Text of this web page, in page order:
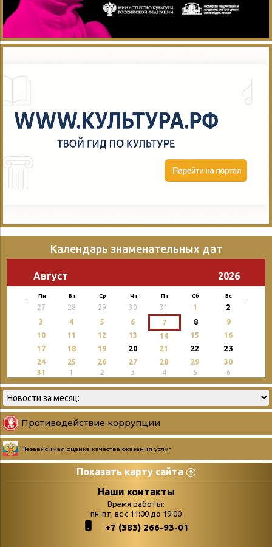
Календарь знаменательных дат
Август 2026
Пн Вт Ср Чт Пт Сб Вс
27 28 29 30 31 1 2
3 4 5 6 7 8
9
10
11 12 13 14 15
16
17
18 19 20 21 22 23
24 25 26 27 28 29
30
31
1 2 3 4 5 6
Противодействие коррупции
Независимая оценка качества оказания услуг
Показать карту сайта
Страницы
podvedenie-itogov-festivalya-
поступлений
Наши контакты
Время работы:
пн-пт, вс с 11:00 до 19:00
+7 (383) 266-93-01